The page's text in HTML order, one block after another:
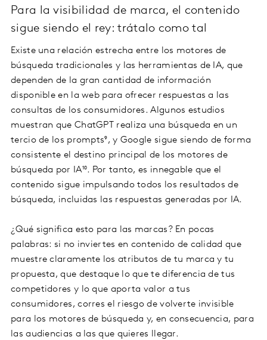
Para la visibilidad de marca, el contenido
sigue siendo el rey: trátalo como tal
Existe una relación estrecha entre los motores de
búsqueda tradicionales y las herramientas de IA, que
dependen de la gran cantidad de información
disponible en la web para ofrecer respuestas a las
consultas de los consumidores. Algunos estudios
muestran que ChatGPT realiza una búsqueda en un
tercio de los prompts⁹, y Google sigue siendo de forma
consistente el destino principal de los motores de
búsqueda por IA¹⁰. Por tanto, es innegable que el
contenido sigue impulsando todos los resultados de
búsqueda, incluidas las respuestas generadas por IA.
¿Qué significa esto para las marcas? En pocas
palabras: si no inviertes en contenido de calidad que
muestre claramente los atributos de tu marca y tu
propuesta, que destaque lo que te diferencia de tus
competidores y lo que aporta valor a tus
consumidores, corres el riesgo de volverte invisible
para los motores de búsqueda y, en consecuencia, para
las audiencias a las que quieres llegar.